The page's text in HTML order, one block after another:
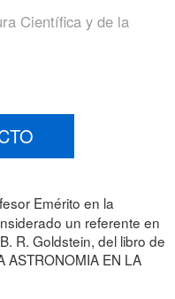
Científica y de la
Emérito en la
un referente en
R. Goldstein, del libro de
ASTRONOMIA EN LA